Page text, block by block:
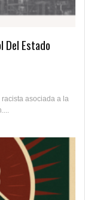
Del Estado
asociada a la